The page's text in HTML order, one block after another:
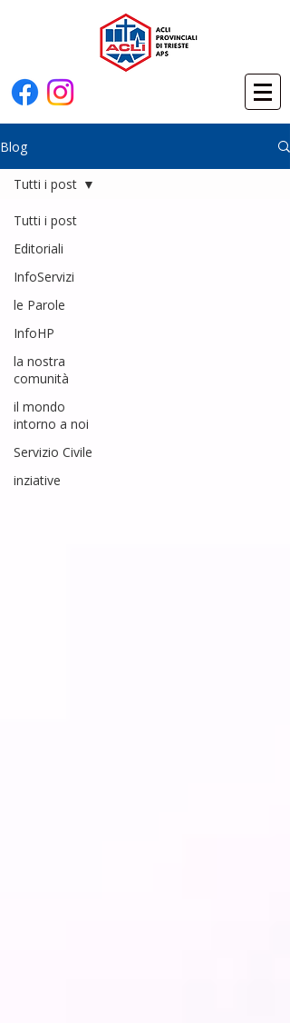
Blog
Tutti i post
Editoriali
InfoServizi
le Parole
InfoHP
la nostra
comunità
il mondo
intorno a noi
Servizio Civile
inziative
Tutti i post